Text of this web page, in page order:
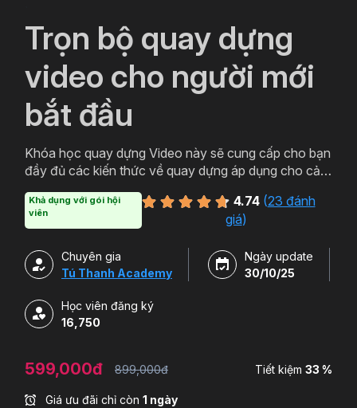
Trọn bộ quay dựng
video cho người mới
bắt đầu
Khóa học quay dựng Video này sẽ cung cấp cho bạn
đầy đủ các kiến thức về quay dựng áp dụng cho cả
xử lý hậu kỳ chuyên nghiệp với Capcut và Adobe
Premiere Pro.
Khả dụng với gói hội
viên
4.74(23 đánh
giá)
Chuyên gia
Tú Thanh Academy
Ngày update
30/10/25
Học viên đăng ký
16,750
599,000đ 899,000đ Tiết kiệm 33 %
Giá ưu đãi chỉ còn 1 ngày